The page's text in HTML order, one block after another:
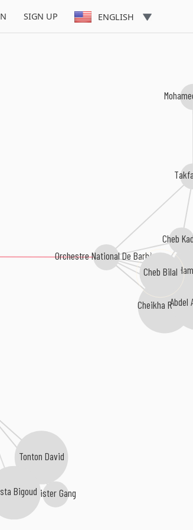
SIGN UP ENGLISH
Orchestre National De Barbès
Tonton David
Cheikha Rimitti
Mister Gang
Abdel
Bigoud
Cheb Bilal
Cheb